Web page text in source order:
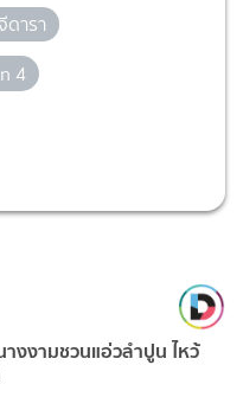
ดารา
4
งงามชวนแอ่วลำปูน ไหว้